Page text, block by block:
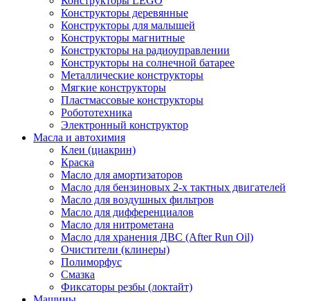
Конструкторы деревянные
Конструкторы для малышей
Конструкторы магнитные
Конструкторы на радиоуправлении
Конструкторы на солнечной батарее
Металлические конструкторы
Мягкие конструкторы
Пластмассовые конструкторы
Робототехника
Электронный конструктор
Масла и автохимия
Клеи (циакрин)
Краска
Масло для амортизаторов
Масло для бензиновых 2-х тактных двигателей
Масло для воздушных фильтров
Масло для дифференциалов
Масло для нитрометана
Масло для хранения ДВС (After Run Oil)
Очистители (клинеры)
Полиморфус
Смазка
Фиксаторы резбы (локтайт)